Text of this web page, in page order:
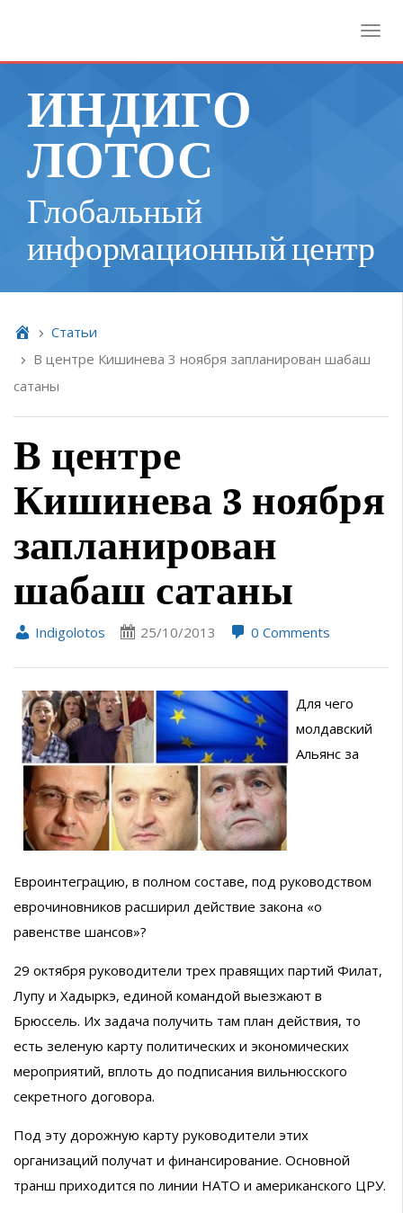
ИНДИГО
ЛОТОС
Глобальный
информационный центр
Cтатьи
В центре Кишинева 3 ноября запланирован шабаш
сатаны
В центре
Кишинева 3 ноября
запланирован
шабаш сатаны
Indigolotos 25/10/2013 0 Comments
Для чего
молдавский
Альянс за
Евроинтеграцию, в полном составе, под руководством
еврочиновников расширил действие закона «о
равенстве шансов»?
29 октября руководители трех правящих партий Филат,
Лупу и Хадыркэ, единой командой выезжают в
Брюссель. Их задача получить там план действия, то
есть зеленую карту политических и экономических
мероприятий, вплоть до подписания вильнюсского
секретного договора.
Под эту дорожную карту руководители этих
организаций получат и финансирование. Основной
транш приходится по линии НАТО и американского ЦРУ.